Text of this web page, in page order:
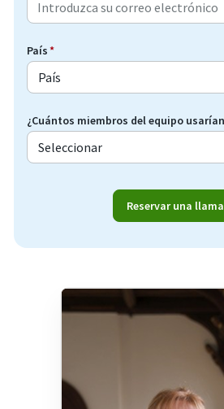
País*
¿Cuántos miembros del equipo
Reservar una